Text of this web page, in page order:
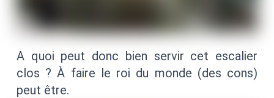
A quoi peut donc bien servir cet escalier
clos ? À faire le roi du monde (des cons)
peut être.